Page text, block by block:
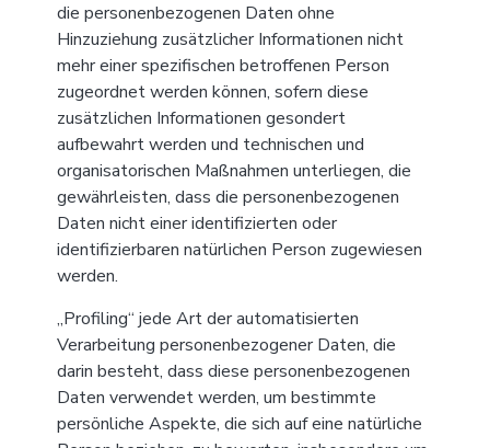
die personenbezogenen Daten ohne
Hinzuziehung zusätzlicher Informationen nicht
mehr einer spezifischen betroffenen Person
zugeordnet werden können, sofern diese
zusätzlichen Informationen gesondert
aufbewahrt werden und technischen und
organisatorischen Maßnahmen unterliegen, die
gewährleisten, dass die personenbezogenen
Daten nicht einer identifizierten oder
identifizierbaren natürlichen Person zugewiesen
werden.
„Profiling“ jede Art der automatisierten
Verarbeitung personenbezogener Daten, die
darin besteht, dass diese personenbezogenen
Daten verwendet werden, um bestimmte
persönliche Aspekte, die sich auf eine natürliche